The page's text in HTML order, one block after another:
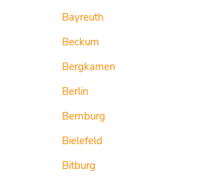
Bayreuth
Beckum
Bergkamen
Berlin
Bernburg
Bielefeld
Bitburg